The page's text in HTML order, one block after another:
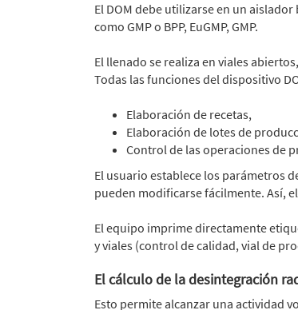
El DOM debe utilizarse en un
como GMP o BPP, EuGMP, GMP.
El llenado se realiza en viales
Todas las funciones del dispositivo
Elaboración de recetas,
Elaboración de lotes de
Control de las operaciones de
El usuario establece los parámetros
pueden modificarse fácilmente. Así,
El equipo imprime directamente
y viales (control de calidad, vial de
El cálculo de la desintegración
Esto permite alcanzar una actividad